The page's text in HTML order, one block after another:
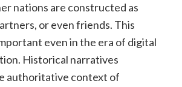
nations are constructed as
or even friends. This
even in the era of digital
Historical narratives
authoritative context of